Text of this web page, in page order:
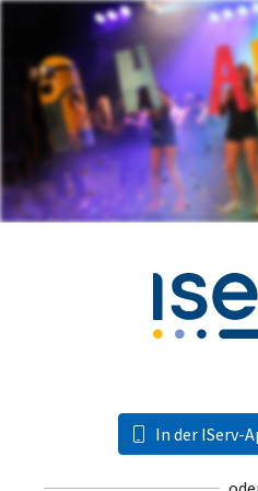
In der IServ-